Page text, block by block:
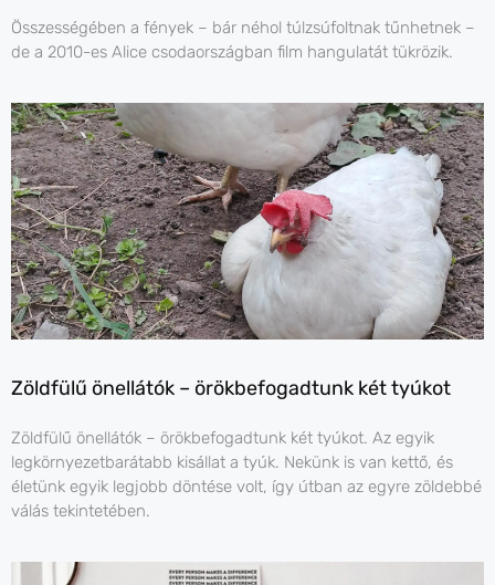
Összességében a fények – bár néhol túlzsúfoltnak tűnhetnek –
de a 2010-es Alice csodaországban film hangulatát tükrözik.
Zöldfülű önellátók – örökbefogadtunk két tyúkot
Zöldfülű önellátók – örökbefogadtunk két tyúkot. Az egyik
legkörnyezetbarátabb kisállat a tyúk. Nekünk is van kettő, és
életünk egyik legjobb döntése volt, így útban az egyre zöldebbé
válás tekintetében.